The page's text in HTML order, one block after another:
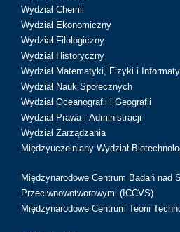
Wydział Chemii
Wydział Ekonomiczny
Wydział Filologiczny
Wydział Historyczny
Wydział Matematyki, Fizyki i
Wydział Nauk Społecznych
Wydział Oceanografii i Geografii
Wydział Prawa i Administracji
Wydział Zarządzania
Międzyuczelniany Wydział
Międzynarodowe Centrum Badań nad
Przeciwnowotworowymi (ICCVS)
Międzynarodowe Centrum Teorii